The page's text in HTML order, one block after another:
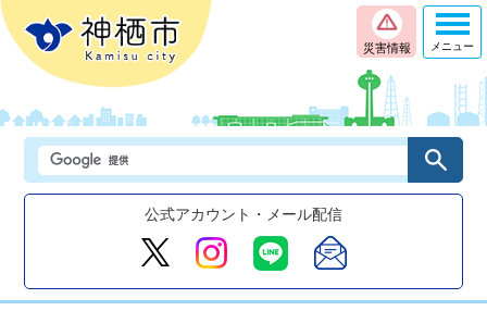
災害情報
公式アカウント・メール配信
メニュー